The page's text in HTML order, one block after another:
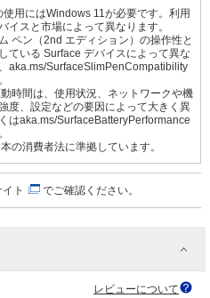
用にはWindows 11が必要です。利用
イスと市場によって異なります。
ペン（2nd エディション）の操作性と
ている Surface デバイスによって異な
aka.ms/SurfaceSlimPenCompatibility
時間は、使用状況、ネットワークや機
度、設定などの要因によって大きく異
はaka.ms/SurfaceBatteryPerformance
の消費者法に準拠しています。
ト でご確認ください。
レビューについて